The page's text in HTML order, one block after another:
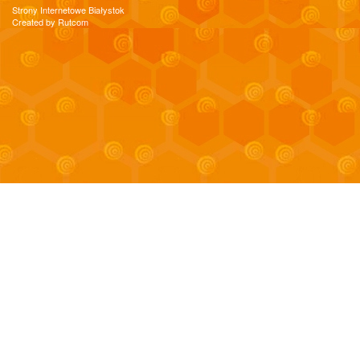
Strony Internetowe Białystok
Created by Rutcom